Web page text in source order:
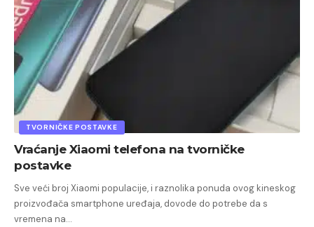
TVORNIČKE POSTAVKE
Vraćanje Xiaomi telefona na tvorničke
postavke
Sve veći broj Xiaomi populacije, i raznolika ponuda ovog kineskog
proizvođača smartphone uređaja, dovode do potrebe da s
vremena na…